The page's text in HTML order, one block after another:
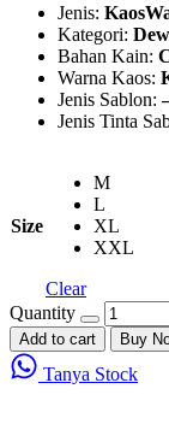
Jenis:
Kategori:
Bahan Kain:
Warna Kaos:
Jenis Sablon:
Jenis Tinta
Size
M
L
XL
XXL
Clear
Quantity
Add to cart Buy
Tanya Stock